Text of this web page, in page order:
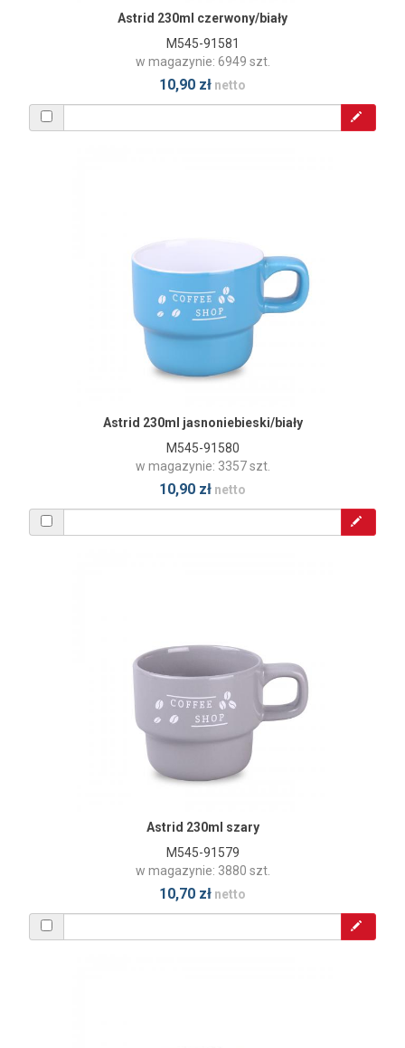
Astrid 230ml czerwony/biały
M545-91581
w magazynie: 6949 szt.
10,90 zł netto
Astrid 230ml jasnoniebieski/biały
M545-91580
w magazynie: 3357 szt.
10,90 zł netto
Astrid 230ml szary
M545-91579
w magazynie: 3880 szt.
10,70 zł netto